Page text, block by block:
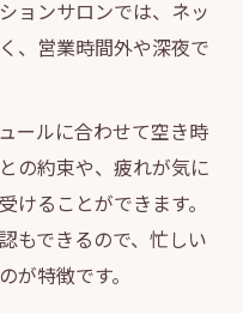
ョンサロンでは、ネッ
、営業時間外や深夜で
ールに合わせて空き時
の約束や、疲れが気に
けることができます。
もできるので、忙しい
が特徴です。